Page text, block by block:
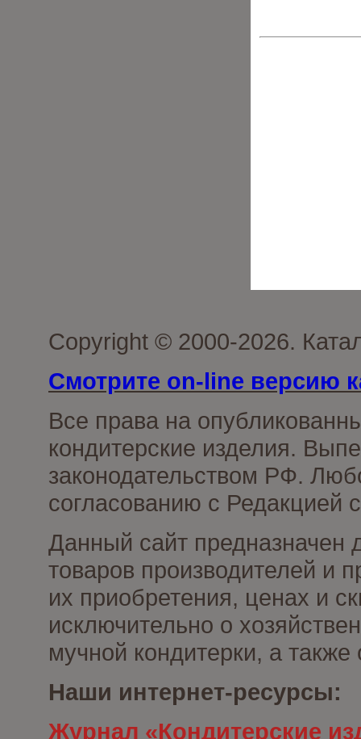
Copyright © 2000-2026.
Смотрите on-line версию
Все права на
кондитерские изделия.
законодательством РФ.
согласованию с Редакцией
Данный сайт предназначен
товаров производителей и
их приобретения, ценах и
исключительно о
мучной кондитерки, а
Наши интернет-ресурсы:
Журнал «Кондитерские